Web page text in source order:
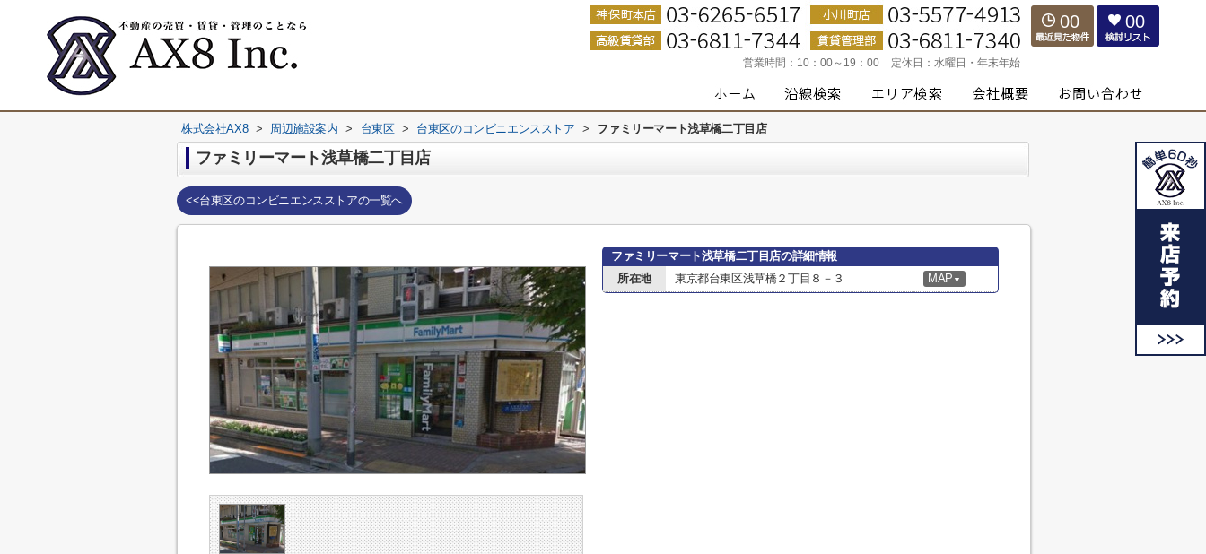
営業時間： 10：00～19：00 定休日： 水曜日・年末年始
00 00
株式会社AX8 > 周辺施設案内 > 台東区 > 台東区のコンビニエンスストア > ファミリーマート浅草橋二丁目店
ファミリーマート浅草橋二丁目店
<<台東区のコンビニエンスストアの一覧へ
ファミリーマート浅草橋二丁目店の詳細情報
所在地
東京都台東区浅草橋２丁目８－３ MAP ▼